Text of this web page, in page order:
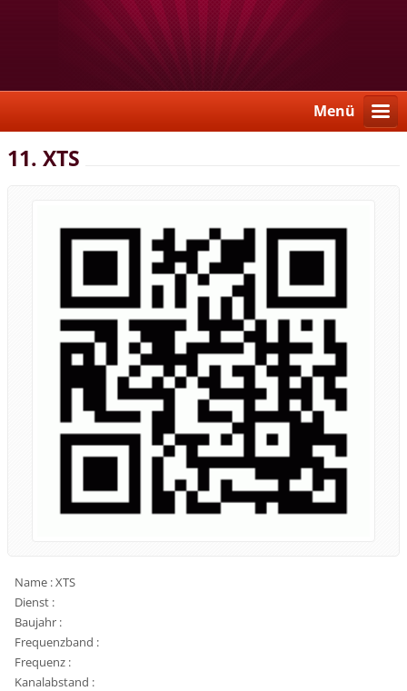
Menü
11. XTS
Name : XTS
Dienst :
Baujahr :
Frequenzband :
Frequenz :
Kanalabstand :